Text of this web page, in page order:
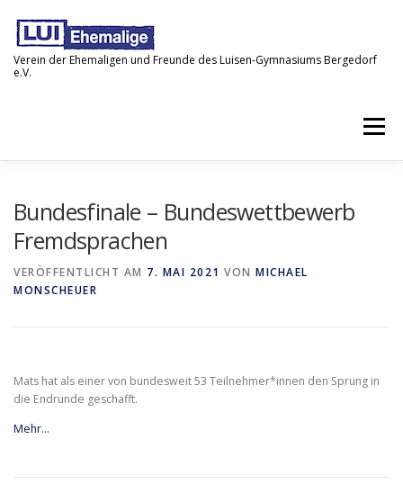
Inhalt
springen
Verein der Ehemaligen und Freunde des Luisen-Gymnasiums Bergedorf
e.V.
Menü
Bundesfinale – Bundeswettbewerb
Fremdsprachen
VERÖFFENTLICHT AM 7. MAI 2021 VON MICHAEL
MONSCHEUER
Mats hat als einer von bundesweit 53 Teilnehmer*innen den Sprung in
die Endrunde geschafft.
Mehr…